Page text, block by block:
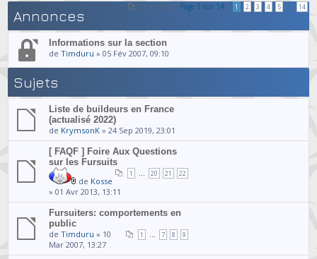
Page 1 sur 14• 1 2 3 4 5 14
Annonces
Informations sur la section
deTimduru » 05 Fév 2007, 09:10
Sujets
Liste de buildeurs en France
(actualisé 2022)
de KrymsonK » 24 Sep 2019, 23:01
[ FAQF ] Foire Aux Questions
sur les Fursuits
1 20 21 22
de Kosse
» 01 Avr 2013, 13:11
Fursuiters: comportements en
public
1 7 8 9
deTimduru » 10
Mar 2007, 13:27